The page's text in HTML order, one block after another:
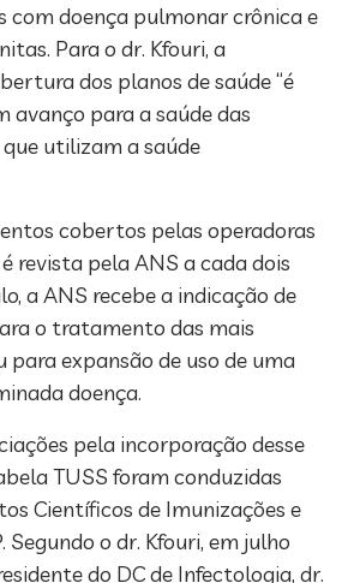
com doença pulmonar crônica e
Para o dr. Kfouri, a
dos planos de saúde “é
avanço para a saúde das
utilizam a saúde
cobertos pelas operadoras
revista pela ANS a cada dois
a ANS recebe a indicação de
o tratamento das mais
para expansão de uso de uma
doença.
pela incorporação desse
TUSS foram conduzidas
Científicos de Imunizações e
Segundo o dr. Kfouri, em julho
do DC de Infectologia, dr.